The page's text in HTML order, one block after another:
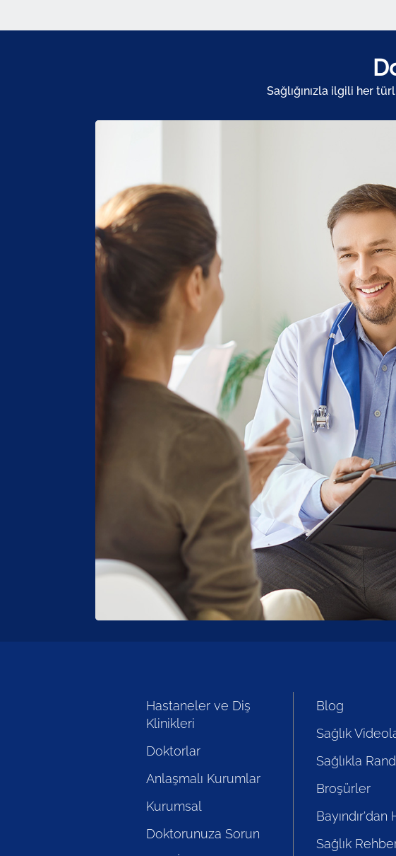
Sağlığınızla ilgili her
Hastaneler ve Diş
Klinikleri
Doktorlar
Anlaşmalı Kurumlar
Kurumsal
Doktorunuza Sorun
Blog
Sağlık
Sağlıkla
Broşürler
Bayındır'dan
Sağlık